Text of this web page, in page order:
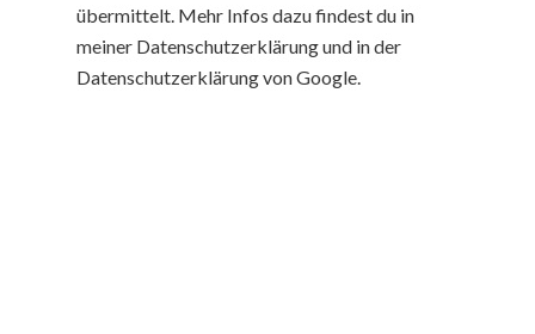
übermittelt. Mehr Infos dazu findest du in
meiner Datenschutzerklärung und in der
Datenschutzerklärung von Google.